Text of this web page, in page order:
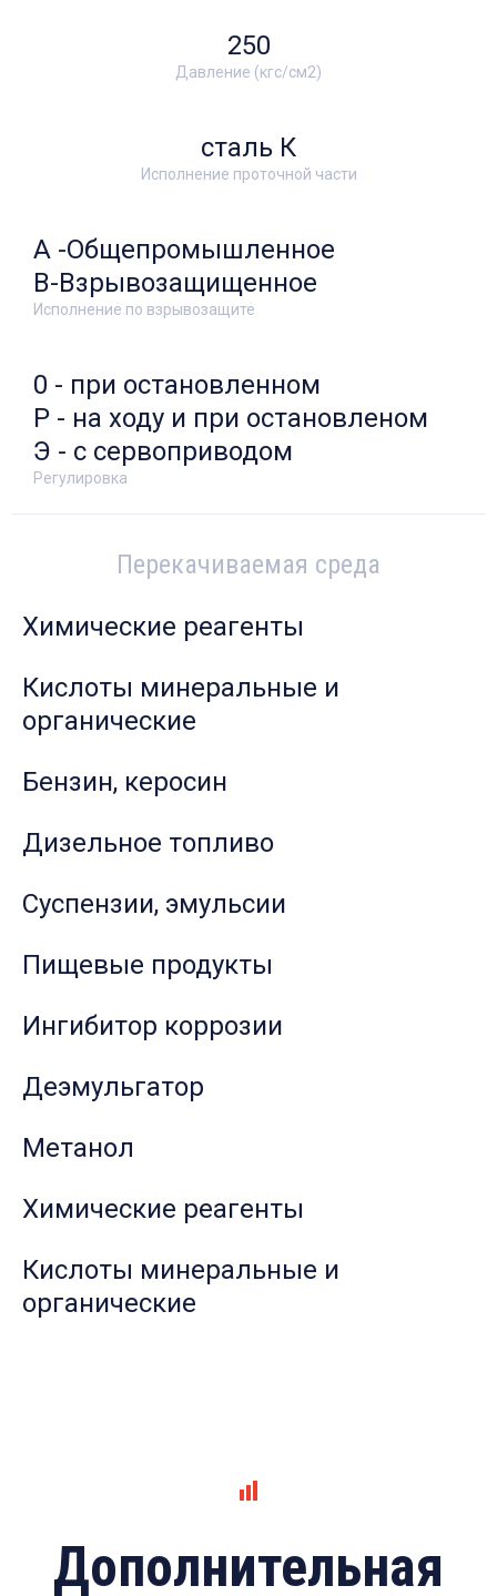
Давление (кгс/см2)
250
Исполнение проточной части
сталь К
Исполнение по взрывозащите
А -Общепромышленное
В-Взрывозащищенное
Регулировка
0 - при остановленном
Р - на ходу и при остановленом
Э - с сервоприводом
Перекачиваемая среда
Химические реагенты
Кислоты минеральные и
органические
Бензин, керосин
Дизельное топливо
Суспензии, эмульсии
Пищевые продукты
Ингибитор коррозии
Деэмульгатор
Метанол
Химические реагенты
Кислоты минеральные и
органические
Дополнительная